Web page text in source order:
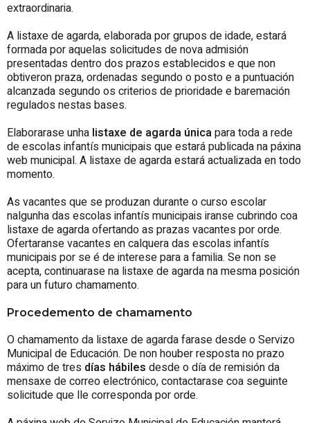
extraordinaria.
A listaxe de agarda, elaborada por grupos de idade, estará
formada por aquelas solicitudes de nova admisión
presentadas dentro dos prazos establecidos e que non
obtiveron praza, ordenadas segundo o posto e a puntuación
alcanzada segundo os criterios de prioridade e baremación
regulados nestas bases.
Elaborarase unha listaxe de agarda únicapara toda a rede
de escolas infantís municipais que estará publicada na páxina
web municipal. A listaxe de agarda estará actualizada en todo
momento.
As vacantes que se produzan durante o curso escolar
nalgunha das escolas infantís municipais iranse cubrindo coa
listaxe de agarda ofertando as prazas vacantes por orde.
Ofertaranse vacantes en calquera das escolas infantís
municipais por se é de interese para a familia. Se non se
acepta, continuarase na listaxe de agarda na mesma posición
para un futuro chamamento.
Procedemento de chamamento
O chamamento da listaxe de agarda farase desde o Servizo
Municipal de Educación. De non houber resposta no prazo
máximo de tres días hábiles desde o día de remisión da
mensaxe de correo electrónico, contactarase coa seguinte
solicitude que lle corresponda por orde.